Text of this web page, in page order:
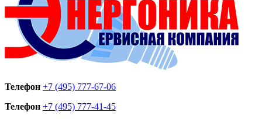
Телефон +7 (495) 777-67-06
Телефон +7 (495) 777-41-45